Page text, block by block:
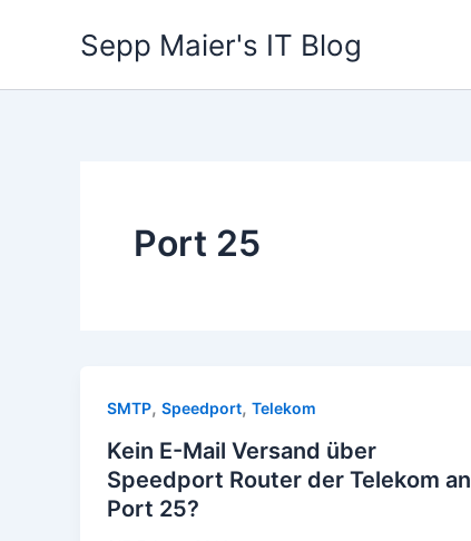
Sepp Maier's IT Blog
Port 25
SMTP, Speedport, Telekom
Kein E-Mail Versand über
Speedport Router der Telekom an
Port 25?